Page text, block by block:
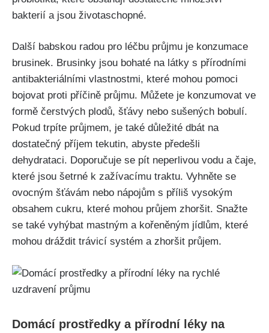
bakterií ⁤a jsou životaschopné.
Další babskou radou pro léčbu průjmu‍ je ‍konzumace
brusinek. Brusinky jsou‌ bohaté na látky s přírodními
antibakteriálními vlastnostmi, které mohou pomoci
bojovat proti příčině průjmu. Můžete je‍ konzumovat ve
formě čerstvých plodů, šťávy nebo sušených bobulí.
Pokud trpíte průjmem, je také důležité dbát na
dostatečný příjem tekutin, abyste předešli
dehydrataci. Doporučuje ‌se pít neperlivou vodu a čaje,
které jsou ‍šetrné k ‍zažívacímu ‌traktu. Vyhněte‍ se
ovocným šťávám nebo nápojům s příliš vysokým
obsahem cukru, které mohou průjem zhoršit. Snažte
‌se také vyhýbat mastným a kořeněným jídlům, které
mohou dráždit trávicí systém a zhoršit průjem.
Domácí prostředky a přírodní léky na